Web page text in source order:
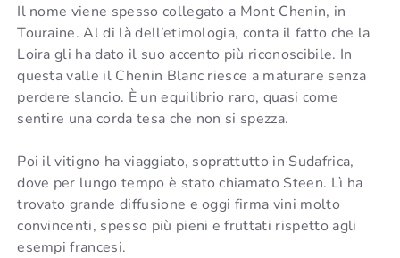
Il nome viene spesso collegato a Mont Chenin, in
Touraine. Al di là dell’etimologia, conta il fatto che la
Loira gli ha dato il suo accento più riconoscibile. In
questa valle il Chenin Blanc riesce a maturare senza
perdere slancio. È un equilibrio raro, quasi come
sentire una corda tesa che non si spezza.
Poi il vitigno ha viaggiato, soprattutto in Sudafrica,
dove per lungo tempo è stato chiamato Steen. Lì ha
trovato grande diffusione e oggi firma vini molto
convincenti, spesso più pieni e fruttati rispetto agli
esempi francesi.